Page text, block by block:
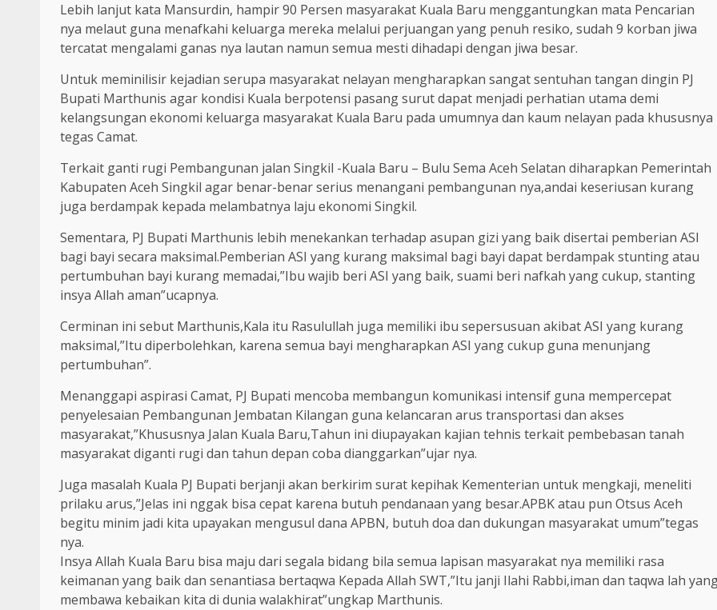
Lebih lanjut kata Mansurdin, hampir 90 Persen masyarakat Kuala Baru menggantungkan mata Pencarian
nya melaut guna menafkahi keluarga mereka melalui perjuangan yang penuh resiko, sudah 9 korban jiwa
tercatat mengalami ganas nya lautan namun semua mesti dihadapi dengan jiwa besar.
Untuk meminilisir kejadian serupa masyarakat nelayan mengharapkan sangat sentuhan tangan dingin PJ
Bupati Marthunis agar kondisi Kuala berpotensi pasang surut dapat menjadi perhatian utama demi
kelangsungan ekonomi keluarga masyarakat Kuala Baru pada umumnya dan kaum nelayan pada khususnya
tegas Camat.
Terkait ganti rugi Pembangunan jalan Singkil -Kuala Baru – Bulu Sema Aceh Selatan diharapkan Pemerintah
Kabupaten Aceh Singkil agar benar-benar serius menangani pembangunan nya,andai keseriusan kurang
juga berdampak kepada melambatnya laju ekonomi Singkil.
Sementara, PJ Bupati Marthunis lebih menekankan terhadap asupan gizi yang baik disertai pemberian ASI
bagi bayi secara maksimal.Pemberian ASI yang kurang maksimal bagi bayi dapat berdampak stunting atau
pertumbuhan bayi kurang memadai,”Ibu wajib beri ASI yang baik, suami beri nafkah yang cukup, stanting
insya Allah aman”ucapnya.
Cerminan ini sebut Marthunis,Kala itu Rasulullah juga memiliki ibu sepersusuan akibat ASI yang kurang
maksimal,”Itu diperbolehkan, karena semua bayi mengharapkan ASI yang cukup guna menunjang
pertumbuhan”.
Menanggapi aspirasi Camat, PJ Bupati mencoba membangun komunikasi intensif guna mempercepat
penyelesaian Pembangunan Jembatan Kilangan guna kelancaran arus transportasi dan akses
masyarakat,”Khususnya Jalan Kuala Baru,Tahun ini diupayakan kajian tehnis terkait pembebasan tanah
masyarakat diganti rugi dan tahun depan coba dianggarkan”ujar nya.
Juga masalah Kuala PJ Bupati berjanji akan berkirim surat kepihak Kementerian untuk mengkaji, meneliti
prilaku arus,”Jelas ini nggak bisa cepat karena butuh pendanaan yang besar.APBK atau pun Otsus Aceh
begitu minim jadi kita upayakan mengusul dana APBN, butuh doa dan dukungan masyarakat umum”tegas
nya.
Insya Allah Kuala Baru bisa maju dari segala bidang bila semua lapisan masyarakat nya memiliki rasa
keimanan yang baik dan senantiasa bertaqwa Kepada Allah SWT,”Itu janji Ilahi Rabbi,iman dan taqwa lah
membawa kebaikan kita di dunia walakhirat”ungkap Marthunis.